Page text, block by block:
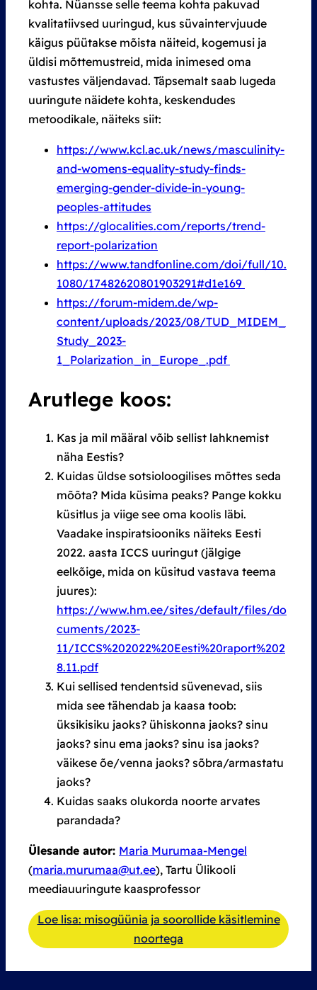
kohta. Nüansse selle teema kohta pakuvad
kvalitatiivsed uuringud, kus süvaintervjuude
käigus püütakse mõista näiteid, kogemusi ja
üldisi mõttemustreid, mida inimesed oma
vastustes väljendavad. Täpsemalt saab lugeda
uuringute näidete kohta, keskendudes
metoodikale, näiteks siit:
https://www.kcl.ac.uk/news/masculinity-
and-womens-equality-study-finds-
emerging-gender-divide-in-young-
peoples-attitudes
https://glocalities.com/reports/trend-
report-polarization
https://www.tandfonline.com/doi/full/10.
1080/17482620801903291#d1e169
https://forum-midem.de/wp-
content/uploads/2023/08/TUD_MIDEM_
Study_2023-
1_Polarization_in_Europe_.pdf
Arutlege koos:
Kas ja mil määral võib sellist lahknemist
näha Eestis?
Kuidas üldse sotsioloogilises mõttes seda
mõõta? Mida küsima peaks? Pange kokku
küsitlus ja viige see oma koolis läbi.
Vaadake inspiratsiooniks näiteks Eesti
2022. aasta ICCS uuringut (jälgige
eelkõige, mida on küsitud vastava teema
juures):
https://www.hm.ee/sites/default/files/do
cuments/2023-
11/ICCS%202022%20Eesti%20raport%202
8.11.pdf
Kui sellised tendentsid süvenevad, siis
mida see tähendab ja kaasa toob:
üksikisiku jaoks? ühiskonna jaoks? sinu
jaoks? sinu ema jaoks? sinu isa jaoks?
väikese õe/venna jaoks? sõbra/armastatu
jaoks?
Kuidas saaks olukorda noorte arvates
parandada?
Ülesande autor: Maria Murumaa-Mengel
(maria.murumaa@ut.ee), Tartu Ülikooli
meediauuringute kaasprofessor
Loe lisa: misogüünia ja soorollide käsitlemine
noortega